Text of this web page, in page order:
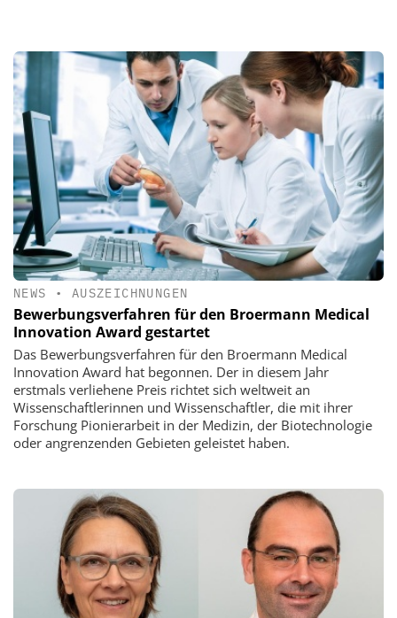
NEWS • AUSZEICHNUNGEN
Bewerbungsverfahren für den Broermann Medical
Innovation Award gestartet
Das Bewerbungsverfahren für den Broermann Medical
Innovation Award hat begonnen. Der in diesem Jahr
erstmals verliehene Preis richtet sich weltweit an
Wissenschaftlerinnen und Wissenschaftler, die mit ihrer
Forschung Pionierarbeit in der Medizin, der Biotechnologie
oder angrenzenden Gebieten geleistet haben.